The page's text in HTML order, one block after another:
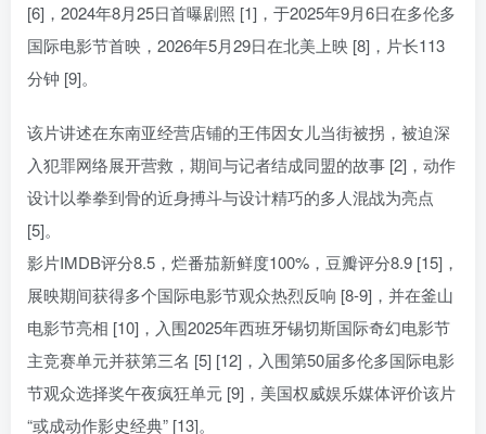
[6]，2024年8月25日首曝剧照 [1]，于2025年9月6日在多伦多
国际电影节首映，2026年5月29日在北美上映 [8]，片长113
分钟 [9]。
该片讲述在东南亚经营店铺的王伟因女儿当街被拐，被迫深
入犯罪网络展开营救，期间与记者结成同盟的故事 [2]，动作
设计以拳拳到骨的近身搏斗与设计精巧的多人混战为亮点
[5]。
影片IMDB评分8.5，烂番茄新鲜度100%，豆瓣评分8.9 [15]，
展映期间获得多个国际电影节观众热烈反响 [8-9]，并在釜山
电影节亮相 [10]，入围2025年西班牙锡切斯国际奇幻电影节
主竞赛单元并获第三名 [5] [12]，入围第50届多伦多国际电影
节观众选择奖午夜疯狂单元 [9]，美国权威娱乐媒体评价该片
“或成动作影史经典” [13]。